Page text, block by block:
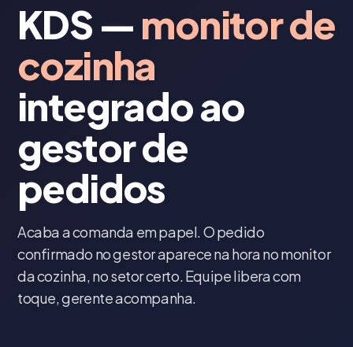
KDS —monitor de
cozinha
integrado ao
gestor de
pedidos
Acaba a comanda em papel. O pedido
confirmado no gestor aparece na hora no monitor
da cozinha, no setor certo. Equipe libera com
toque, gerente acompanha.